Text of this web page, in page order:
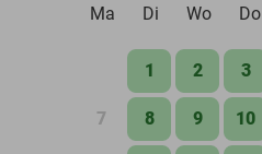
Ma
Di Wo Do
1 2 3
7 8 9 10